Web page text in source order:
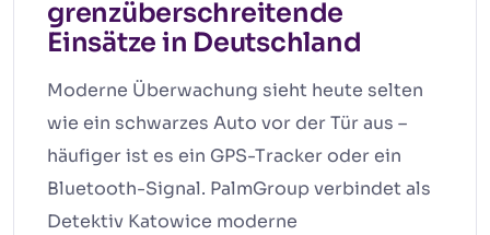
grenzüberschreitende
Einsätze in Deutschland
Moderne Überwachung sieht heute selten
wie ein schwarzes Auto vor der Tür aus –
häufiger ist es ein GPS-Tracker oder ein
Bluetooth-Signal. PalmGroup verbindet als
Detektiv Katowice moderne